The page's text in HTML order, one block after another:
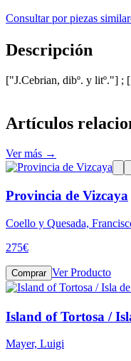
Consultar por piezas
Descripción
["J.Cebrian, dibº. y litº."]
Artículos
Ver más →
Provincia de Vizcaya
Coello y Quesada,
275€
Comprar Ver Producto
Island of Tortosa /
Mayer, Luigi